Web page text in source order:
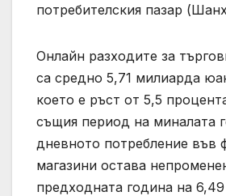
потребителския пазар
Онлайн разходите за
са средно 5,71 милиарда
което е ръст от 5,5
същия период на миналата
дневното потребление във
магазини остава
предходната година на